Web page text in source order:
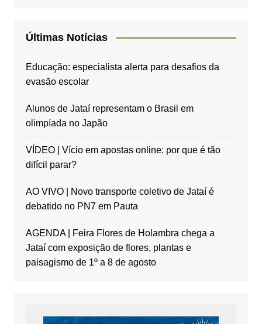
Últimas Notícias
Educação: especialista alerta para desafios da
evasão escolar
Alunos de Jataí representam o Brasil em
olimpíada no Japão
VÍDEO | Vício em apostas online: por que é tão
difícil parar?
AO VIVO | Novo transporte coletivo de Jataí é
debatido no PN7 em Pauta
AGENDA | Feira Flores de Holambra chega a
Jataí com exposição de flores, plantas e
paisagismo de 1º a 8 de agosto